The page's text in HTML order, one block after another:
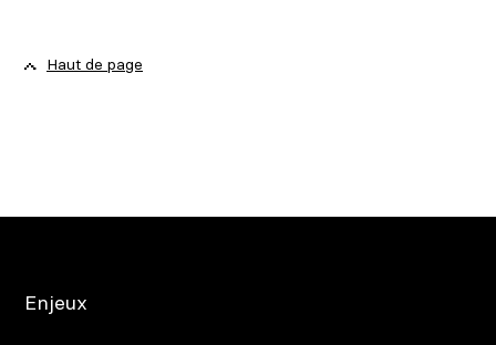
Haut de page
Enjeux